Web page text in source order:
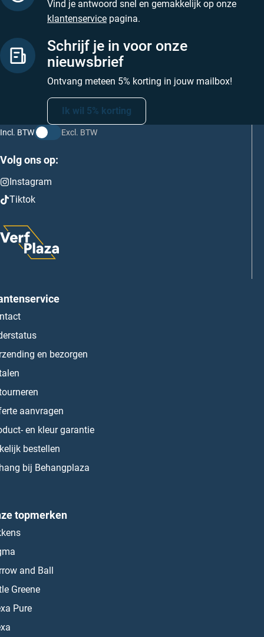
Vind je antwoord snel en gemakkelijk op onze
klantenservice pagina.
Schrijf je in voor onze
nieuwsbrief
Ontvang meteen 5% korting in jouw mailbox!
Ik wil 5% korting
Incl. BTW Excl. BTW
Volg ons op:
Instagram
Tiktok
en bezorgen
aanvragen
en kleur garantie
bestellen
bij Behangplaza
topmerken
and Ball
Greene
Pure